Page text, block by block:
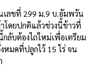
เลขที่ 299 ม.9 บ.อัมพวัน
โดยปกติแล้วช่วงนี้ข้าวที่
ลับต้องไถใหม่เพื่อเตรียม
หมดที่ปลูกไว้ 15 ไร่ จน